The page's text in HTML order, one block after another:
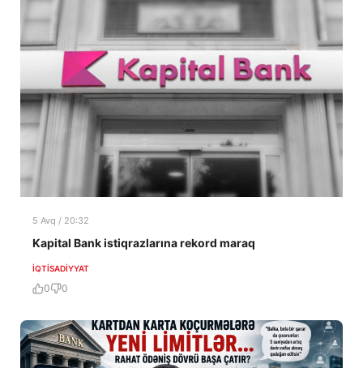
5 Avq / 20:32
Kapital Bank istiqrazlarına rekord maraq
İQTISADIYYAT
0 0